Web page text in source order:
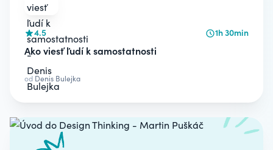
4.5 1h 30min
Ako viesť ľudí k samostatnosti
od Denis Bulejka